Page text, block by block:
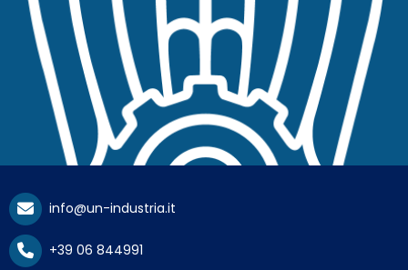
info@un-industria.it
+39 06 844991